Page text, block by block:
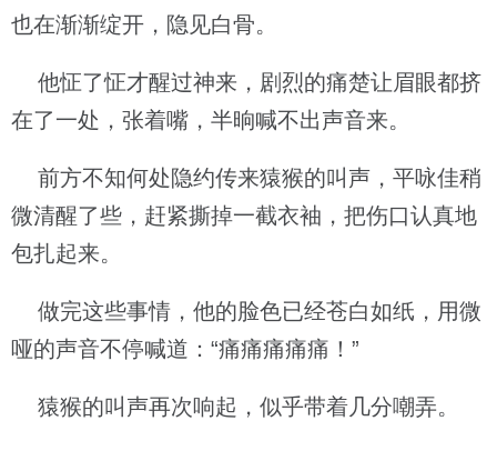
也在渐渐绽开，隐见白骨。
他怔了怔才醒过神来，剧烈的痛楚让眉眼都挤
在了一处，张着嘴，半晌喊不出声音来。
前方不知何处隐约传来猿猴的叫声，平咏佳稍
微清醒了些，赶紧撕掉一截衣袖，把伤口认真地
包扎起来。
做完这些事情，他的脸色已经苍白如纸，用微
哑的声音不停喊道：“痛痛痛痛痛！”
猿猴的叫声再次响起，似乎带着几分嘲弄。